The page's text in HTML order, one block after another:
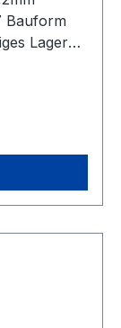
Bauform
Lager
-20 bis